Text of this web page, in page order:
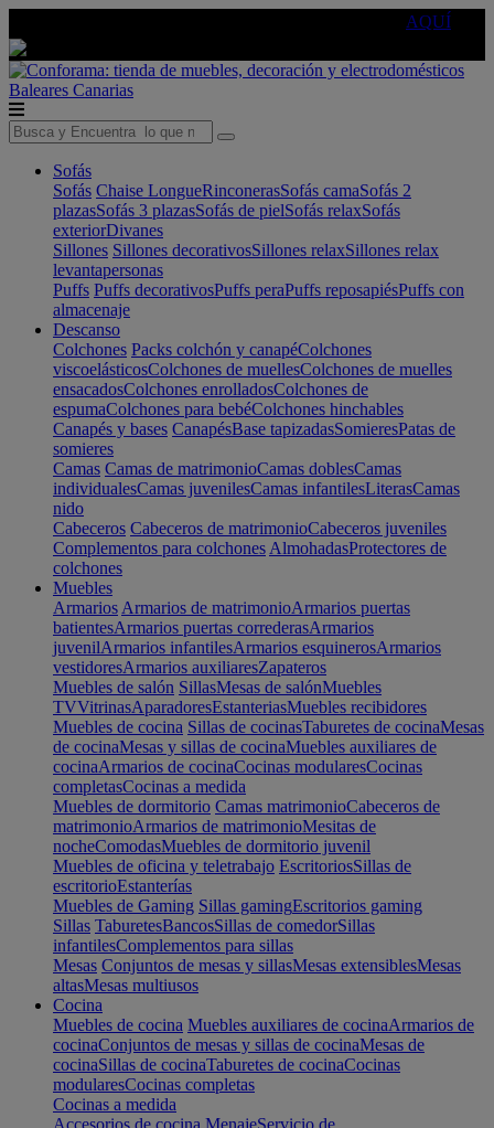
AQUÍ
Baleares Canarias
Sofás
Sofás Chaise LongueRinconerasSofás camaSofás 2
plazasSofás 3 plazasSofás de pielSofás relaxSofás
exteriorDivanes
Sillones Sillones decorativosSillones relaxSillones relax
levantapersonas
Puffs Puffs decorativosPuffs peraPuffs reposapiésPuffs con
almacenaje
Descanso
Colchones Packs colchón y canapéColchones
viscoelásticosColchones de muellesColchones de muelles
ensacadosColchones enrolladosColchones de
espumaColchones para bebéColchones hinchables
Canapés y bases CanapésBase tapizadasSomieresPatas de
somieres
Camas Camas de matrimonioCamas doblesCamas
individualesCamas juvenilesCamas infantilesLiterasCamas
nido
Cabeceros Cabeceros de matrimonioCabeceros juveniles
Complementos para colchones AlmohadasProtectores de
colchones
Muebles
Armarios Armarios de matrimonioArmarios puertas
batientesArmarios puertas correderasArmarios
juvenilArmarios infantilesArmarios esquinerosArmarios
vestidoresArmarios auxiliaresZapateros
Muebles de salón SillasMesas de salónMuebles
TVVitrinasAparadoresEstanteriasMuebles recibidores
Muebles de cocina Sillas de cocinasTaburetes de cocinaMesas
de cocinaMesas y sillas de cocinaMuebles auxiliares de
cocinaArmarios de cocinaCocinas modularesCocinas
completasCocinas a medida
Muebles de dormitorio Camas matrimonioCabeceros de
matrimonioArmarios de matrimonioMesitas de
nocheComodasMuebles de dormitorio juvenil
Muebles de oficina y teletrabajo EscritoriosSillas de
escritorioEstanterías
Muebles de Gaming Sillas gamingEscritorios gaming
Sillas TaburetesBancosSillas de comedorSillas
infantilesComplementos para sillas
Mesas Conjuntos de mesas y sillasMesas extensiblesMesas
altasMesas multiusos
Cocina
Muebles de cocina Muebles auxiliares de cocinaArmarios de
cocinaConjuntos de mesas y sillas de cocinaMesas de
cocinaSillas de cocinaTaburetes de cocinaCocinas
modularesCocinas completas
Cocinas a medida
Accesorios de cocina MenajeServicio de